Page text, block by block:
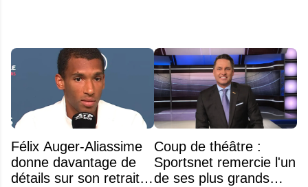
Félix Auger-Aliassime
donne davantage de
détails sur son retrait
Coup de théâtre :
Sportsnet remercie l'un
de ses plus grands